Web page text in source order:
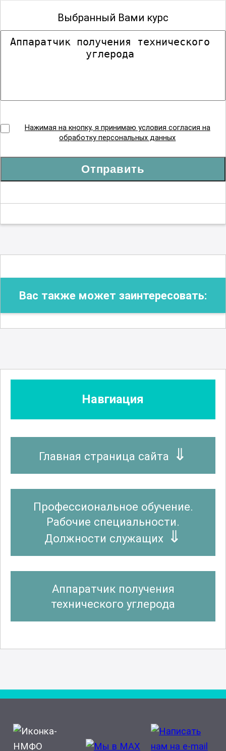
Выбранный Вами курс
Нажимая на кнопку, я принимаю условия согласия на
обработку персональных данных
Отправить
Вас также может заинтересовать:
Навгиация
Главная страница сайта
Профессиональное обучение.
Рабочие специальности.
Должности служащих
Аппаратчик получения
технического углерода